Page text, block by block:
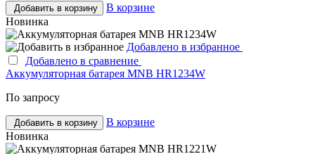
Добавить в корзину
В корзине
Новинка
Добавлено в избранное
Добавлено в сравнение
Аккумуляторная батарея MNB HR1234W
По запросу
Добавить в корзину
В корзине
Новинка